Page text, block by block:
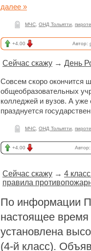
далее »
МЧС ОНД Тольятти
+4.00 Автор:
Сейчас скажу → День
Совсем скоро окончится
общеобразовательных
колледжей и вузов. А уже
празднуется
МЧС ОНД Тольятти
+4.00
Сейчас скажу → 4
правила
По информации
настоящее
установлена
(4-й класс).